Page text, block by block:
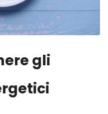
gli